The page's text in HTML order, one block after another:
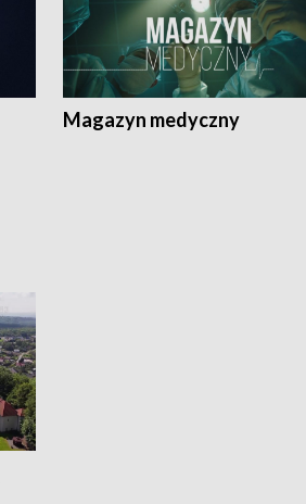
Magazyn medyczny